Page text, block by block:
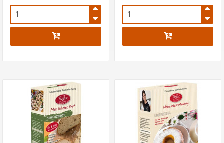
6194 6216